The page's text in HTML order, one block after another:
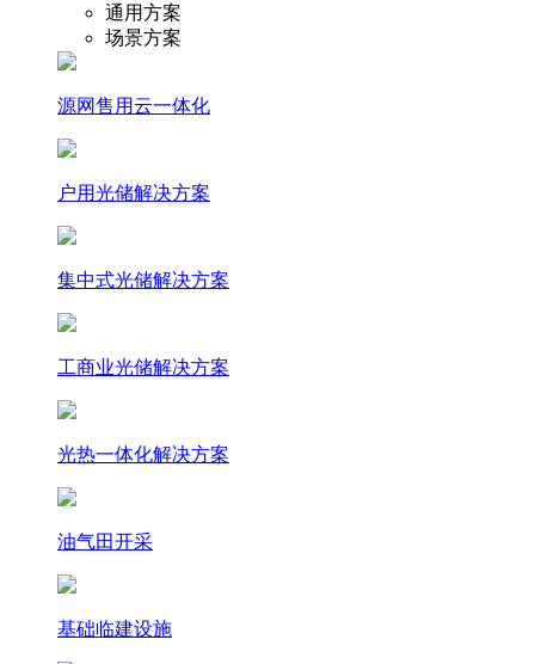
通用方案
场景方案
源网售用云一体化
户⽤光储解决⽅案
集中式光储解决⽅案
⼯商业光储解决⽅案
光热⼀体化解决⽅案
油气田开采
基础临建设施